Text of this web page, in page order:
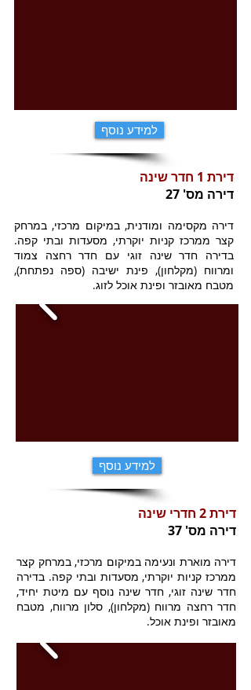
למידע נוסף
דירת 1 חדר שינה
דירה מס' 27
דירה מקסימה ומודנית, במיקום מרכזי, במרחק
קצר ממרכז קניות יוקרתי, מסעדות ובתי קפה.
בדירה חדר שינה זוגי עם חדר רחצה צמוד
ומרווח (מקלחון), פינת ישיבה (ספה נפתחת),
מטבח מאובזר ופינת אוכל לזוג.
למידע נוסף
דירת 2 חדרי שינה
דירה מס' 37
דירה מוארת ונעימה במיקום מרכזי, במרחק קצר
ממרכז קניות יוקרתי, מסעדות ובתי קפה. בדירה
חדר שינה זוגי, חדר שינה נוסף עם מיטת יחיד,
חדר רחצה מרווח (מקלחון), סלון מרווח, מטבח
מאובזר ופינת אוכל.